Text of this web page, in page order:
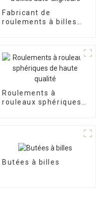
Fabricant de
roulements à billes
Roulements à
rouleaux sphériques
Butées à billes